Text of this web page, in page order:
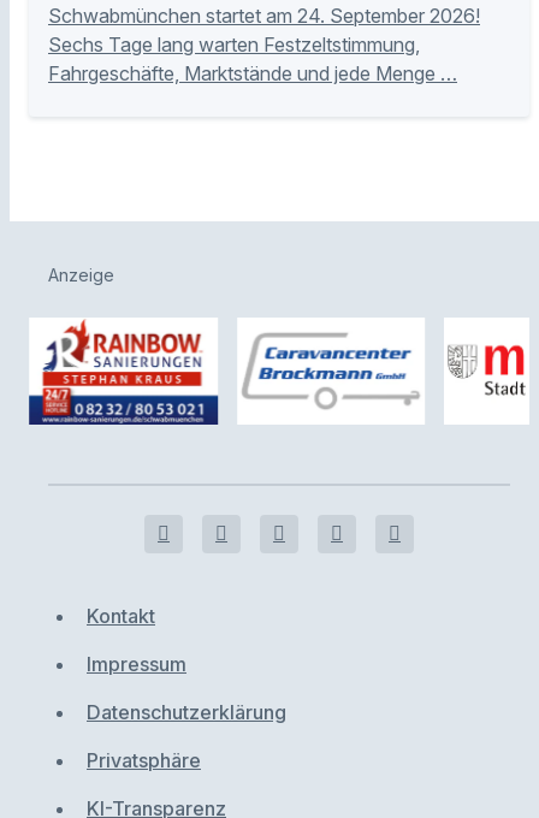
Schwabmünchen startet am 24. September 2026!
Sechs Tage lang warten Festzeltstimmung,
Fahrgeschäfte, Marktstände und jede Menge …
Anzeige
Kontakt
Impressum
Datenschutzerklärung
Privatsphäre
KI-Transparenz